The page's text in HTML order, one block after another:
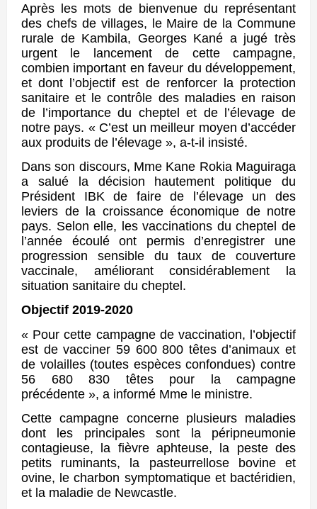
Après les mots de bienvenue du représentant
des chefs de villages, le Maire de la Commune
rurale de Kambila, Georges Kané a jugé très
urgent le lancement de cette campagne,
combien important en faveur du développement,
et dont l’objectif est de renforcer la protection
sanitaire et le contrôle des maladies en raison
de l’importance du cheptel et de l’élevage de
notre pays. « C’est un meilleur moyen d’accéder
aux produits de l’élevage », a-t-il insisté.
Dans son discours, Mme Kane Rokia Maguiraga
a salué la décision hautement politique du
Président IBK de faire de l’élevage un des
leviers de la croissance économique de notre
pays. Selon elle, les vaccinations du cheptel de
l’année écoulé ont permis d’enregistrer une
progression sensible du taux de couverture
vaccinale, améliorant considérablement la
situation sanitaire du cheptel.
Objectif 2019-2020
« Pour cette campagne de vaccination, l’objectif
est de vacciner 59 600 800 têtes d’animaux et
de volailles (toutes espèces confondues) contre
56 680 830 têtes pour la campagne
précédente », a informé Mme le ministre.
Cette campagne concerne plusieurs maladies
dont les principales sont la péripneumonie
contagieuse, la fièvre aphteuse, la peste des
petits ruminants, la pasteurrellose bovine et
ovine, le charbon symptomatique et bactéridien,
et la maladie de Newcastle.